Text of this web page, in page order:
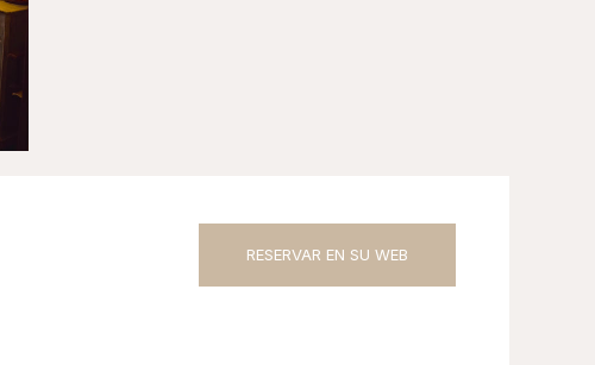
RESERVAR EN SU WEB